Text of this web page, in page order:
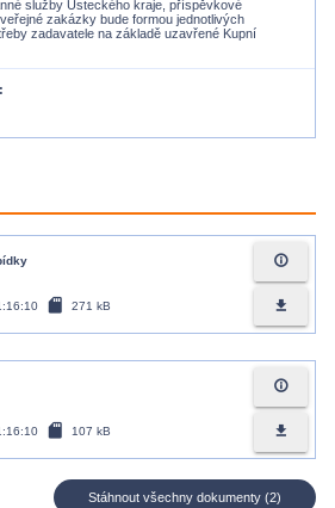
služby Ústeckého kraje, příspěvkové
zakázky bude formou jednotlivých
zadavatele na základě uzavřené Kupní
sd_card 271 kB
info_outline
file_download
sd_card 107 kB
info_outline
file_download
Stáhnout všechny dokumenty (2)